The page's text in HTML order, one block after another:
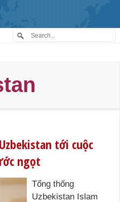
tới cuộc
ngọt
Tổng thống
Uzbekistan Islam